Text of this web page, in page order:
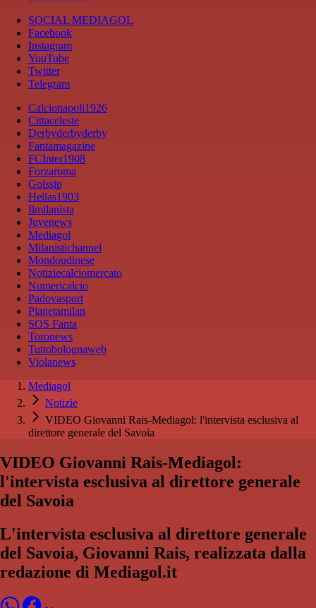
SOCIAL MEDIAGOL
Facebook
Instagram
YouTube
Twitter
Telegram
Calcionapoli1926
Cittaceleste
Derbyderbyderby
Fantamagazine
FCInter1908
Forzaroma
Golssip
Hellas1903
Ilmilanista
Juvenews
Mediagol
Milanistichannel
Mondoudinese
Notiziecalciomercato
Numericalcio
Padovasport
Pianetamilan
SOS Fanta
Toronews
Tuttobolognaweb
Violanews
Mediagol
Notizie
VIDEO Giovanni Rais-Mediagol: l'intervista esclusiva al
direttore generale del Savoia
VIDEO Giovanni Rais-Mediagol:
l'intervista esclusiva al direttore generale
del Savoia
L'intervista esclusiva al direttore generale
del Savoia, Giovanni Rais, realizzata dalla
redazione di Mediagol.it